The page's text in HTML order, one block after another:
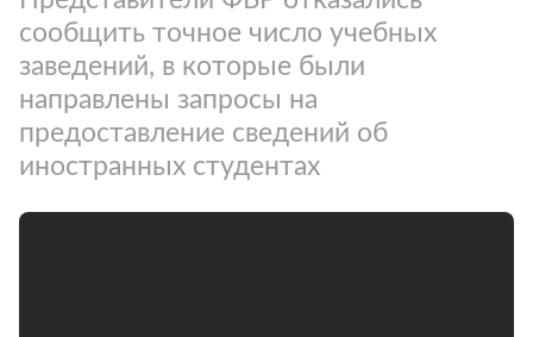
сообщить точное число учебных
заведений, в которые были
направлены запросы на
предоставление сведений об
иностранных студентах